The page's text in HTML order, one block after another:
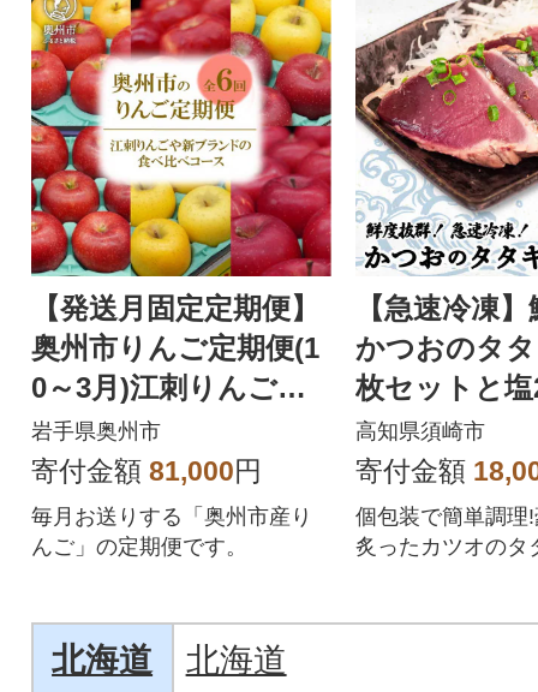
【発送月固定定期便】
奥州市りんご定期便(1
0～3月)江刺りんご新
ブランド食べ比べ[AQ
030]全6回
岩手県奥州市
寄付金額 81,000円
毎月お送りする「奥州市産り
んご」の定期便です。
【急速冷凍
かつおのタ
枚セットと塩
高知県須崎市
寄付金額
個包装で簡単調理
炙ったカツオのタ
北海道 北海道